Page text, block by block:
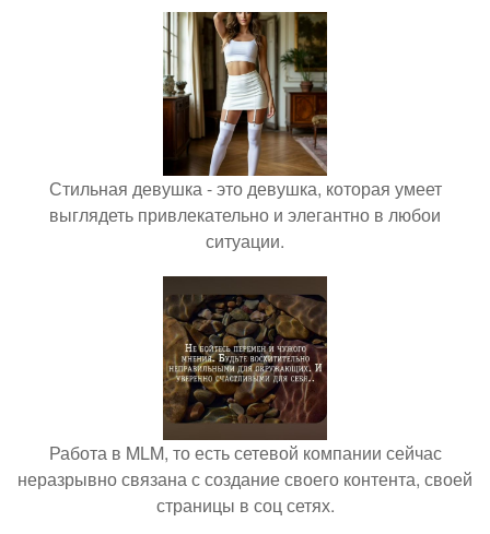
Стильная девушка - это девушка, которая умеет
выглядеть привлекательно и элегантно в любои
ситуации.
Работа в MLM, то есть сетевой компании сейчас
неразрывно связана с создание своего контента, своей
страницы в соц сетях.